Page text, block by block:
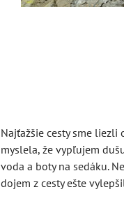
Najťažšie cesty sme liezli
myslela, že vypľujem
voda a boty na sedáku.
dojem z cesty ešte